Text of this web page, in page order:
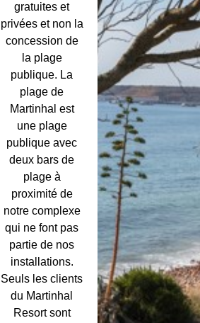
gratuites et
privées et non la
concession de
la plage
publique. La
plage de
Martinhal est
une plage
publique avec
deux bars de
plage à
proximité de
notre complexe
qui ne font pas
partie de nos
installations.
Seuls les clients
du Martinhal
Resort sont